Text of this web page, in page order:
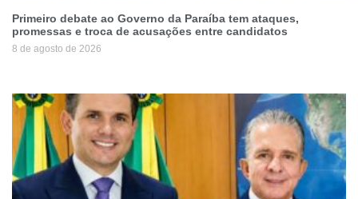
Primeiro debate ao Governo da Paraíba tem ataques,
promessas e troca de acusações entre candidatos
8 de agosto de 2026